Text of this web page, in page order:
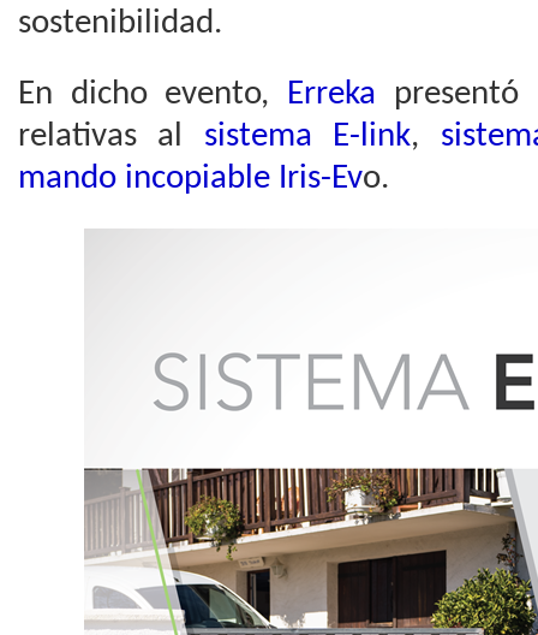
sostenibilidad.
En dicho evento, Erreka presentó
relativas al sistema E-link,
mando incopiable Iris-Evo.